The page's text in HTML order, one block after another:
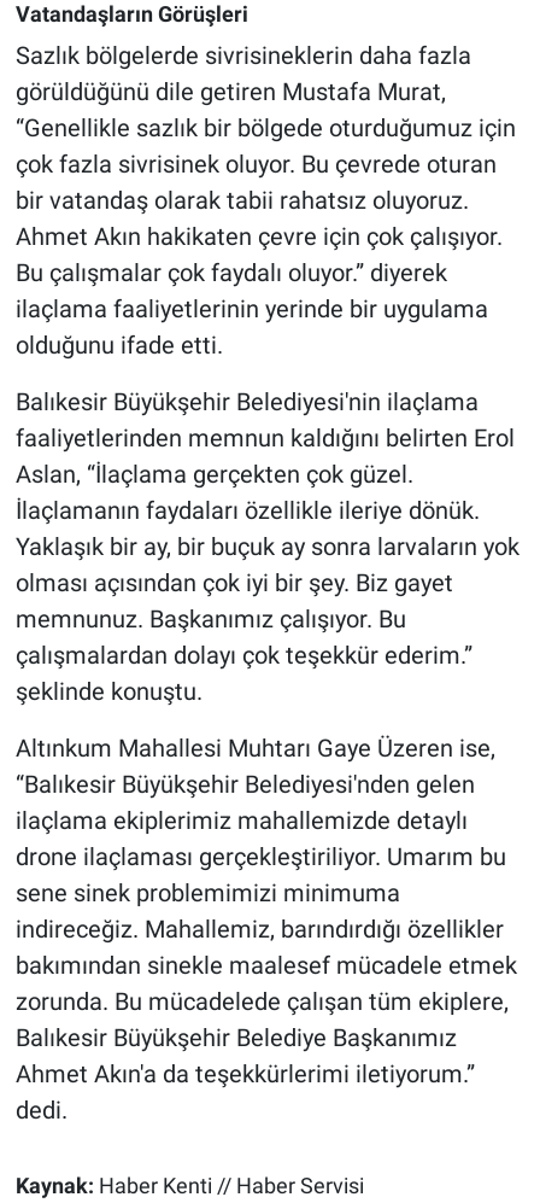
Vatandaşların Görüşleri
Sazlık bölgelerde sivrisineklerin daha fazla
görüldüğünü dile getiren Mustafa Murat,
“Genellikle sazlık bir bölgede oturduğumuz için
çok fazla sivrisinek oluyor. Bu çevrede oturan
bir vatandaş olarak tabii rahatsız oluyoruz.
Ahmet Akın hakikaten çevre için çok çalışıyor.
Bu çalışmalar çok faydalı oluyor.” diyerek
ilaçlama faaliyetlerinin yerinde bir uygulama
olduğunu ifade etti.
Balıkesir Büyükşehir Belediyesi'nin ilaçlama
faaliyetlerinden memnun kaldığını belirten Erol
Aslan, “İlaçlama gerçekten çok güzel.
İlaçlamanın faydaları özellikle ileriye dönük.
Yaklaşık bir ay, bir buçuk ay sonra larvaların yok
olması açısından çok iyi bir şey. Biz gayet
memnunuz. Başkanımız çalışıyor. Bu
çalışmalardan dolayı çok teşekkür ederim.”
şeklinde konuştu.
Altınkum Mahallesi Muhtarı Gaye Üzeren ise,
“Balıkesir Büyükşehir Belediyesi'nden gelen
ilaçlama ekiplerimiz mahallemizde detaylı
drone ilaçlaması gerçekleştiriliyor. Umarım bu
sene sinek problemimizi minimuma
indireceğiz. Mahallemiz, barındırdığı özellikler
bakımından sinekle maalesef mücadele etmek
zorunda. Bu mücadelede çalışan tüm ekiplere,
Balıkesir Büyükşehir Belediye Başkanımız
Ahmet Akın'a da teşekkürlerimi iletiyorum.”
dedi.
Kaynak: Haber Kenti // Haber Servisi